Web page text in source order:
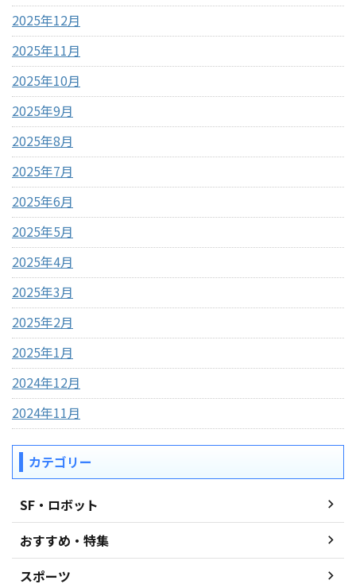
2025年12月
2025年11月
2025年10月
2025年9月
2025年8月
2025年7月
2025年6月
2025年5月
2025年4月
2025年3月
2025年2月
2025年1月
2024年12月
2024年11月
カテゴリー
SF・ロボット
おすすめ・特集
スポーツ